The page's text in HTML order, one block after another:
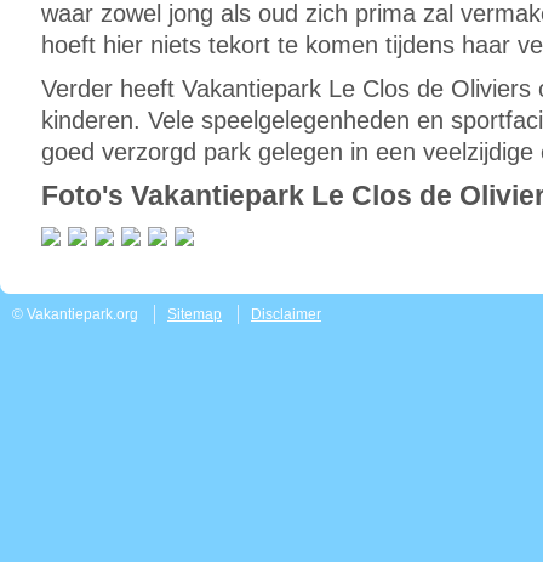
waar zowel jong als oud zich prima zal
hoeft hier niets tekort te komen tijdens haar
Verder heeft Vakantiepark Le Clos de Oliviers
kinderen. Vele speelgelegenheden en
goed verzorgd park gelegen in een veelzijdige
Foto's Vakantiepark Le Clos de
© Vakantiepark.org Sitemap Disclaimer